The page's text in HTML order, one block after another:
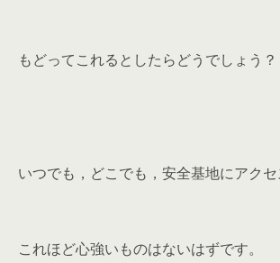
もどってこれるとしたらどうでしょう？
いつでも，どこでも，安全基地にアク
これほど心強いものはないはずです。